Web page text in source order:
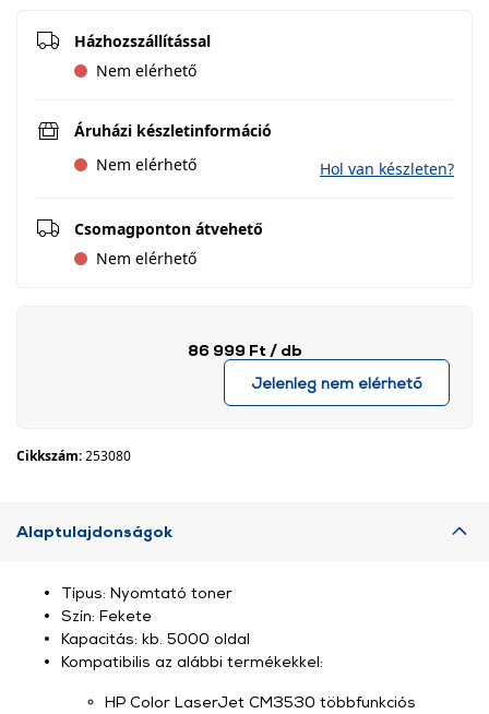
Házhozszállítással
Nem elérhető
Áruházi készletinformáció
Nem elérhető
Hol van készleten?
Csomagponton átvehető
Nem elérhető
86 999 Ft / db
Jelenleg nem elérhető
Cikkszám:253080
Alaptulajdonságok
Típus: Nyomtató toner
Szín: Fekete
Kapacitás: kb. 5000 oldal
Kompatibilis az alábbi termékekkel:
HP Color LaserJet CM3530 többfunkciós